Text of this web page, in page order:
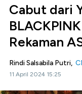
Cabut dari
Rekaman
Rindi Salsabila Putri,
11 April 2024 15:25